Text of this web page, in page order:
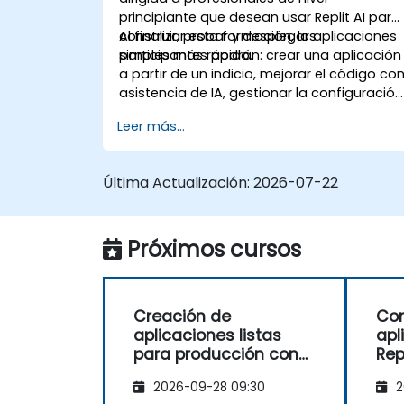
principiante que desean usar Replit AI para
construir, probar y desplegar aplicaciones
simples más rápido.
Al finalizar esta formación, los
participantes podrán: crear una aplicación
a partir de un indicio, mejorar el código con
asistencia de IA, gestionar la configuración
aplicación funcional.
Leer más...
Última Actualización: 2026-07-22
Próximos cursos
Creación de
aplicaciones listas
para producción con
2026-09-28 09:30